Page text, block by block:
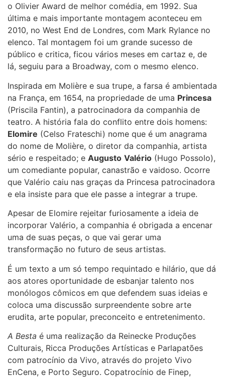
o Olivier Award de melhor comédia, em 1992. Sua
última e mais importante montagem aconteceu em
2010, no West End de Londres, com Mark Rylance no
elenco. Tal montagem foi um grande sucesso de
público e critica, ficou vários meses em cartaz e, de
lá, seguiu para a Broadway, com o mesmo elenco.
Inspirada em Molière e sua trupe, a farsa é ambientada
na França, em 1654, na propriedade de uma Princesa
(Priscila Fantin), a patrocinadora da companhia de
teatro. A história fala do conflito entre dois homens:
Elomire (Celso Frateschi) nome que é um anagrama
do nome de Molière, o diretor da companhia, artista
sério e respeitado; e Augusto Valério (Hugo Possolo),
um comediante popular, canastrão e vaidoso. Ocorre
que Valério caiu nas graças da Princesa patrocinadora
e ela insiste para que ele passe a integrar a trupe.
Apesar de Elomire rejeitar furiosamente a ideia de
incorporar Valério, a companhia é obrigada a encenar
uma de suas peças, o que vai gerar uma
transformação no futuro de seus artistas.
É um texto a um só tempo requintado e hilário, que dá
aos atores oportunidade de esbanjar talento nos
monólogos cômicos em que defendem suas ideias e
coloca uma discussão surpreendente sobre arte
erudita, arte popular, preconceito e entretenimento.
A Besta é uma realização da Reinecke Produções
Culturais, Ricca Produções Artísticas e Parlapatões
com patrocínio da Vivo, através do projeto Vivo
EnCena, e Porto Seguro. Copatrocínio de Finep,